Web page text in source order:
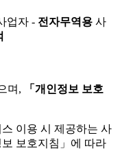
업자 - 전자무역용 사
며,
「개인정보 보호
이용 시 제공하는 사
보호지침」에 따라